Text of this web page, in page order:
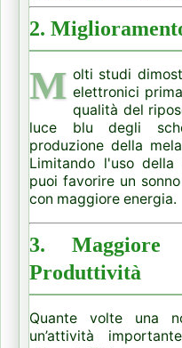
2.
M olti studi
elettronici
qualità del
luce blu degli
produzione della
Limitando l'uso della
puoi favorire un
con maggiore energia.
3. Maggiore
Produttività
Quante volte una
un’attività